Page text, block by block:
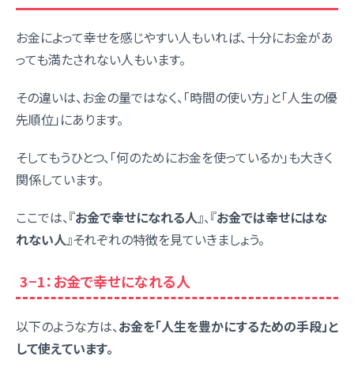
お金によって幸せを感じやすい人もいれば、十分にお金があ
っても満たされない人もいます。
その違いは、お金の量ではなく、「時間の使い方」と「人生の優
先順位」にあります。
そしてもうひとつ、「何のためにお金を使っているか」も大きく
関係しています。
ここでは、『お金で幸せになれる人』、『お金では幸せにはな
れない人』それぞれの特徴を見ていきましょう。
3−1：お金で幸せになれる人
以下のような方は、お金を「人生を豊かにするための手段」と
して使えています。